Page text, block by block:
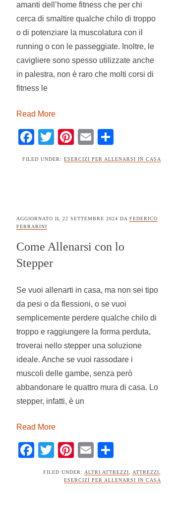
amanti dell’home fitness che per chi
cerca di smaltire qualche chilo di troppo
o di potenziare la muscolatura con il
running o con le passeggiate. Inoltre, le
cavigliere sono spesso utilizzate anche
in palestra, non è raro che molti corsi di
fitness le
Read More
Facebook
TwitterPinterest
Email
FILED UNDER:ESERCIZI PER ALLENARSI IN CASA
AGGIORNATO IL22 SETTEMBRE 2024 DAFEDERICO
FERRARINI
Come Allenarsi con lo
Stepper
Se vuoi allenarti in casa, ma non sei tipo
da pesi o da flessioni, o se vuoi
semplicemente perdere qualche chilo di
troppo e raggiungere la forma perduta,
troverai nello stepper una soluzione
ideale. Anche se vuoi rassodare i
muscoli delle gambe, senza però
abbandonare le quattro mura di casa. Lo
stepper, infatti, è un
Read More
Facebook
TwitterPinterest
Email
FILED UNDER: ALTRI ATTREZZI ATTREZZI
ESERCIZI PER ALLENARSI IN CASA